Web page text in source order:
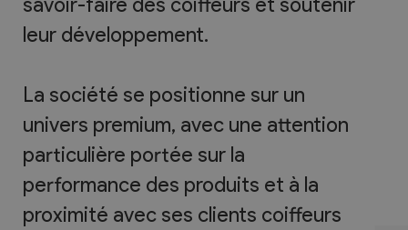
leur développement.
La société se positionne sur un
univers premium, avec une attention
particulière portée sur la
performance des produits et à la
proximité avec ses clients coiffeurs